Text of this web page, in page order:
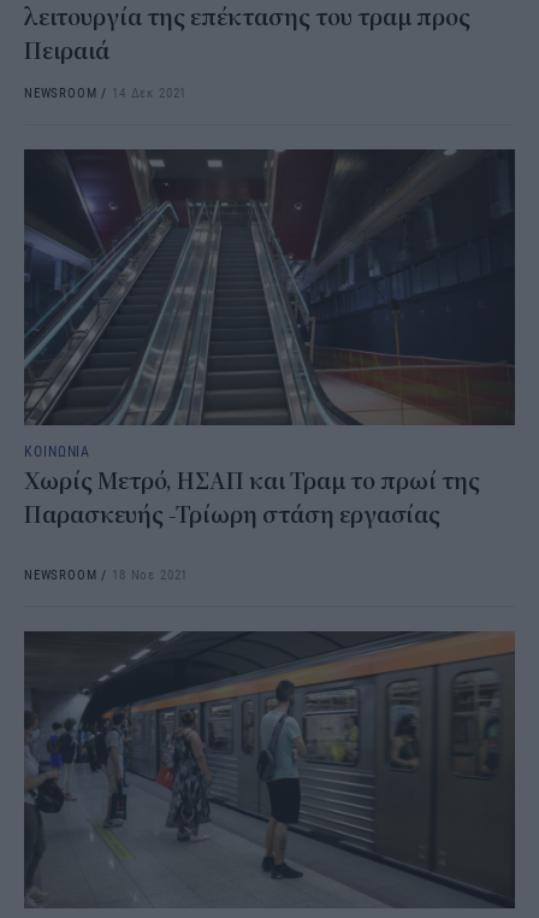
λειτουργία της επέκτασης του τραμ προς
Πειραιά
NEWSROOM / 14 Δεκ 2021
ΚΟΙΝΩΝΙΑ
Χωρίς Μετρό, ΗΣΑΠ και Τραμ το πρωί της
Παρασκευής -Τρίωρη στάση εργασίας
NEWSROOM / 18 Νοε 2021